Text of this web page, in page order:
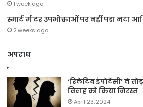
1 week ago
स्मार्ट मीटर उपभोक्ताओं पर नहीं पड़ा नया
2 weeks ago
अपराध
‘रिलेटिव इंपोटेंसी’ ने
विवाह को किया निरस्त
April 23, 2024